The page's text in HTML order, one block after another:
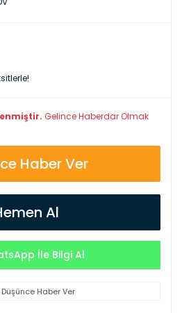
Gelince Haberdar Olmak
Haber Ver
Al
İle Bilgi Al
Düşünce Haber Ver